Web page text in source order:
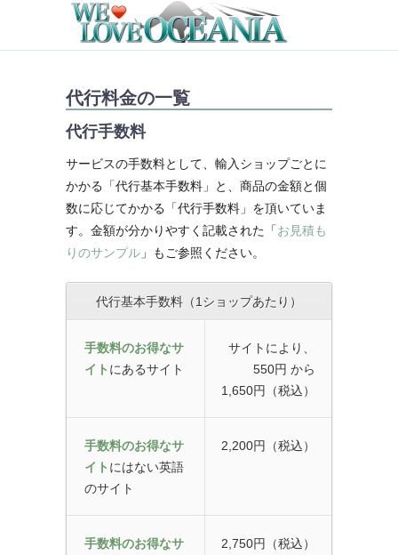
代行料金の一覧
代行手数料
サービスの手数料として、輸入ショップごとに
かかる「代行基本手数料」と、商品の金額と個
数に応じてかかる「代行手数料」を頂いていま
す。金額が分かりやすく記載された「お見積も
りのサンプル 」もご参照ください。
代行基本手数料（1ショップあたり）
手数料のお得なサ
イト にあるサイト
サイトにより、
550円 から
1,650円（税込）
手数料のお得なサ
イト にはない英語
のサイト
2,200円（税込）
手数料のお得なサ
2,750円（税込）